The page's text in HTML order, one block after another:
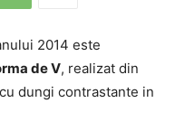
2014 este
de V, realizat din
dungi contrastante in